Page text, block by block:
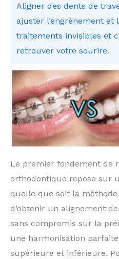
Aligner des dents de
ajuster l’engrènement
traitements invisibles et
retrouver votre sourire.
Le premier fondement de
orthodontique repose sur
quelle que soit la méthode
d’obtenir un alignement
sans compromis sur la
une harmonisation
supérieure et inférieure.